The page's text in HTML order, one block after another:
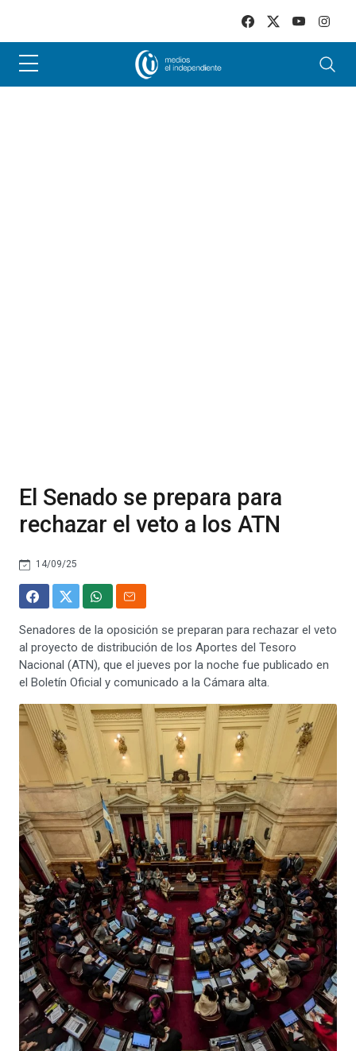
El Senado se prepara para
rechazar el veto a los ATN
14/09/25
Senadores de la oposición se preparan para rechazar el veto
al proyecto de distribución de los Aportes del Tesoro
Nacional (ATN), que el jueves por la noche fue publicado en
el Boletín Oficial y comunicado a la Cámara alta.